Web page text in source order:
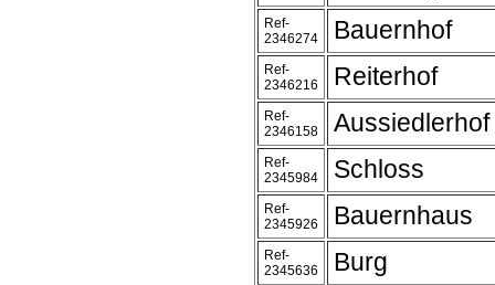
Ref-
2346274
Bauernhof
Ref-
2346216
Reiterhof
Ref-
2346158
Aussiedlerhof
Ref-
2345984
Schloss
Ref-
2345926
Bauernhaus
Ref-
2345636
Burg